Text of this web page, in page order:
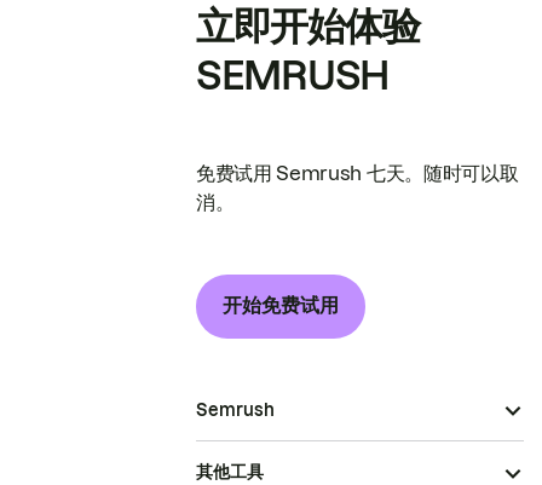
立即开始体验
SEMRUSH
免费试用 Semrush 七天。随时可以取
消。
开始免费试用
Semrush
其他工具